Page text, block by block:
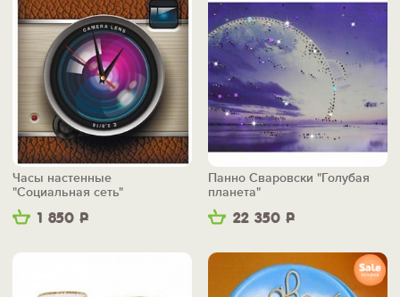
1 850 Р
Часы настенные
"Социальная сеть"
22 350 Р
Панно Сваровски "Голубая
планета"